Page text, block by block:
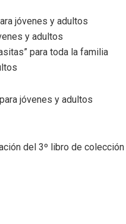
jóvenes y adultos
y adultos
para toda la familia
jóvenes y adultos
del 3º libro de colección